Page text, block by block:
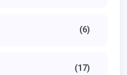
(6)
(17)